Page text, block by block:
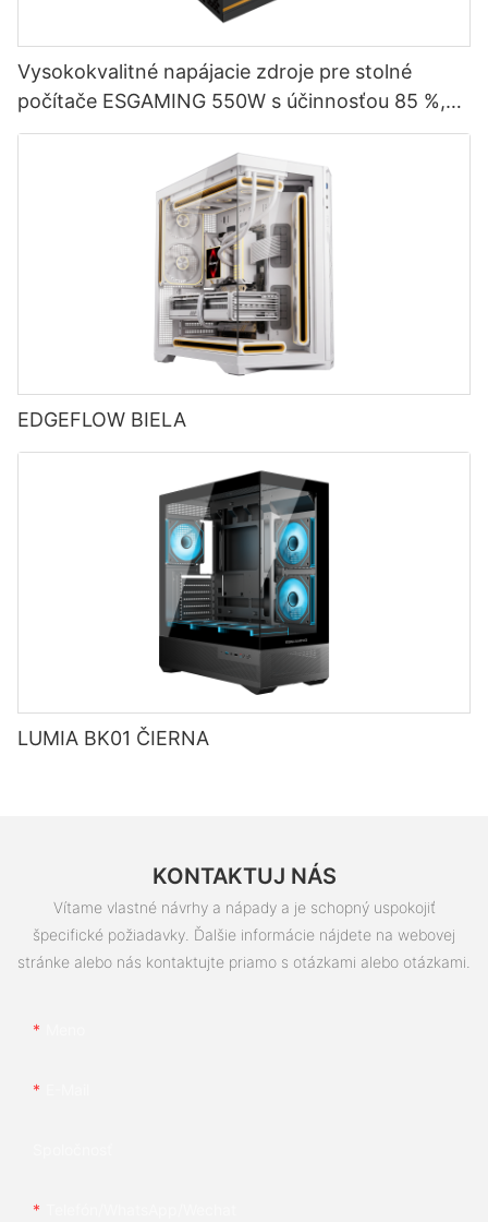
Vysokokvalitné napájacie zdroje pre stolné
počítače ESGAMING 550W s účinnosťou 85 %,
certifikátom 80+ Bronze
EDGEFLOW BIELA
LUMIA BK01 ČIERNA
KONTAKTUJ NÁS
Vítame vlastné návrhy a nápady a je schopný uspokojiť
špecifické požiadavky. Ďalšie informácie nájdete na webovej
stránke alebo nás kontaktujte priamo s otázkami alebo otázkami.